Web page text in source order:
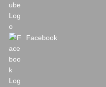
Facebook